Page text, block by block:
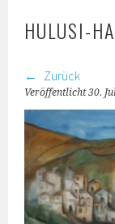
HULUSI-
Zurück
Veröffentlicht30.